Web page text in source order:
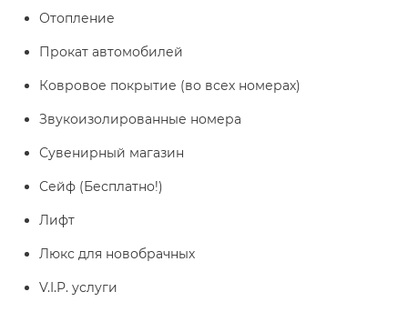
Отопление
Прокат автомобилей
Ковровое покрытие (во всех номерах)
Звукоизолированные номера
Сувенирный магазин
Сейф (Бесплатно!)
Лифт
Люкс для новобрачных
V.I.P. услуги